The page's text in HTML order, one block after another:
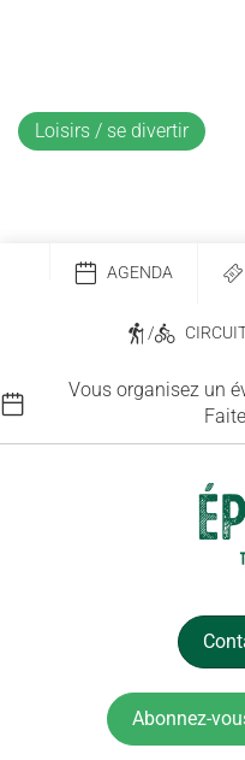
Loisirs / se divertir
AGENDA
/
Vous organisez un
Abonnez-